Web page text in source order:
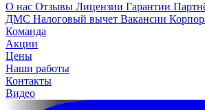
О нас Отзывы Лицензии Гарантии
ДМС Налоговый вычет Вакансии
Команда
Акции
Цены
Наши работы
Контакты
Видео